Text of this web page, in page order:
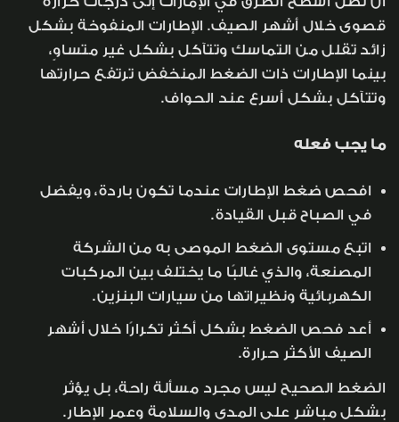
قصوى خلال أشهر الصيف. الإطارات المنفوخة بشكل
زائد تقلل من التماسك وتتآكل بشكل غير متساوٍ،
بينما الإطارات ذات الضغط المنخفض ترتفع حرارتها
وتتآكل بشكل أسرع عند الحواف.
ما يجب فعله
افحص ضغط الإطارات عندما تكون باردة، ويفضل
في الصباح قبل القيادة.
اتبع مستوى الضغط الموصى به من الشركة
المصنعة، والذي غالبًا ما يختلف بين المركبات
الكهربائية ونظيراتها من سيارات البنزين.
أعد فحص الضغط بشكل أكثر تكرارًا خلال أشهر
الصيف الأكثر حرارة.
الضغط الصحيح ليس مجرد مسألة راحة، بل يؤثر
بشكل مباشر على المدى والسلامة وعمر الإطار.